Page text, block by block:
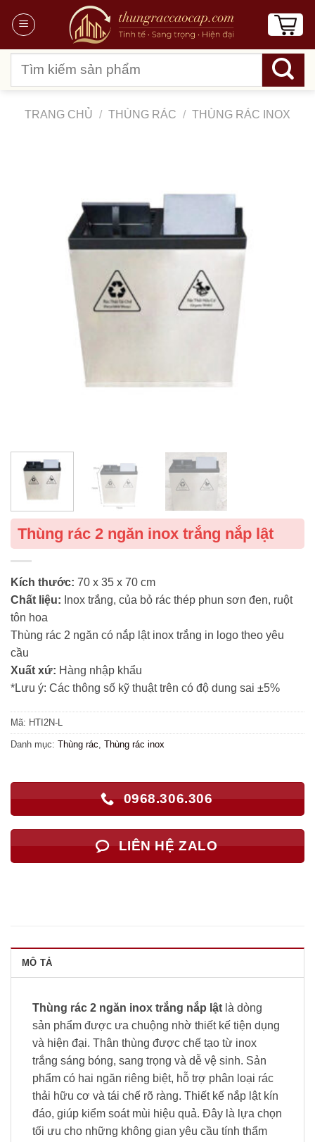
đến
kiếm:
TRANG CHỦ / THÙNG RÁC / THÙNG RÁC INOX
Thùng rác 2 ngăn inox trắng nắp lật
Kích thước: 70 x 35 x 70 cm
Chất liệu: Inox trắng, của bỏ rác thép phun sơn đen, ruột
tôn hoa
Thùng rác 2 ngăn có nắp lật inox trắng in logo theo yêu
cầu
Xuất xứ: Hàng nhập khẩu
*Lưu ý: Các thông số kỹ thuật trên có độ dung sai ±5%
Mã: HTI2N-L
Danh mục: Thùng rác Thùng rác inox
0968.306.306
LIÊN HỆ ZALO
MÔ TẢ
Thùng rác 2 ngăn inox trắng nắp lật là dòng
sản phẩm được ưa chuộng nhờ thiết kế tiện dụng
và hiện đại. Thân thùng được chế tạo từ inox
trắng sáng bóng, sang trọng và dễ vệ sinh. Sản
phẩm có hai ngăn riêng biệt, hỗ trợ phân loại rác
thải hữu cơ và tái chế rõ ràng. Thiết kế nắp lật kín
đáo, giúp kiểm soát mùi hiệu quả. Đây là lựa chọn
tối ưu cho những không gian yêu cầu tính thẩm